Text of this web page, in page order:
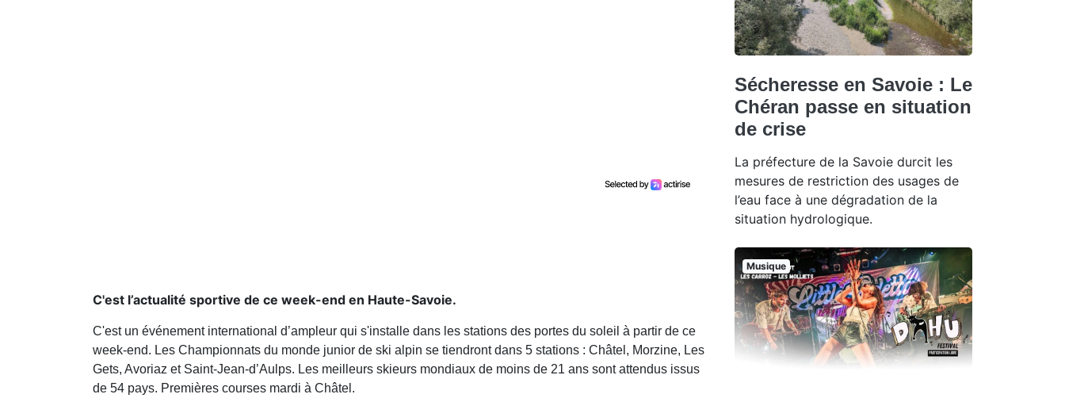
C'est l’actualité sportive de ce week-end en Haute-Savoie.
C'est un événement international d’ampleur qui s'installe dans les stations des portes du soleil à partir de ce
week-end. Les Championnats du monde junior de ski alpin se tiendront dans 5 stations : Châtel, Morzine, Les
Gets, Avoriaz et Saint-Jean-d’Aulps. Les meilleurs skieurs mondiaux de moins de 21 ans sont attendus issus
de 54 pays. Premières courses mardi à Châtel.
Sécheresse en Savoie : Le
Chéran passe en situation
de crise
La préfecture de la Savoie durcit les
mesures de restriction des usages de
l’eau face à une dégradation de la
situation hydrologique.
Musique